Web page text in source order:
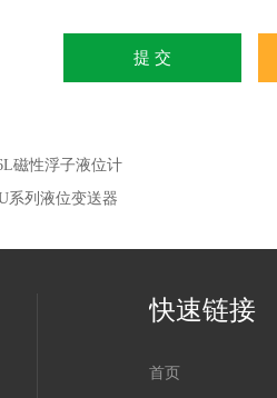
磁性浮子液位计
系列液位变送器
快速链接
首页